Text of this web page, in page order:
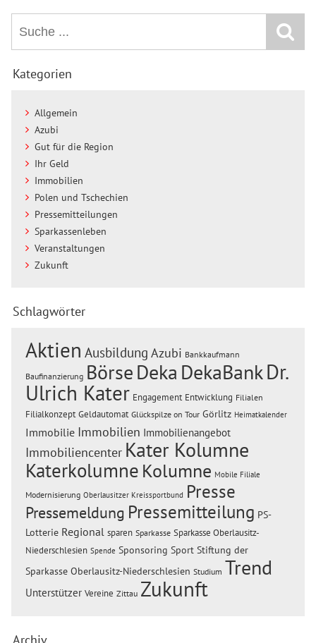
Kategorien
Allgemein
Azubi
Gut für die Region
Ihr Geld
Immobilien
Polen und Tschechien
Pressemitteilungen
Sparkassenleben
Veranstaltungen
Zukunft
Schlagwörter
Aktien Ausbildung Azubi Bankkaufmann
Baufinanzierung BörseDeka DekaBankDr.
Ulrich Kater Engagement Entwicklung Filialen
Filialkonzept Geldautomat Glückspilze on Tour Görlitz Heimatkalender
Immobilie Immobilien Immobilienangebot
Immobiliencenter Kater Kolumne
Katerkolumne Kolumne Mobile Filiale
Modernisierung Oberlausitzer Kreissportbund Presse
Pressemeldung Pressemitteilung PS-
Lotterie Regional sparen Sparkasse Sparkasse Oberlausitz-
Niederschlesien Spende Sponsoring Sport Stiftung der
Sparkasse Oberlausitz-Niederschlesien Studium Trend
Unterstützer Vereine Zittau Zukunft